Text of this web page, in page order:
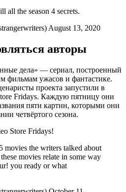
all the season 4 secrets.
August 13, 2020
авторы
дела» — сериал, построенный
фильмам ужасов и фантастике.
проекта запустили в
Fridays. Каждую пятницу они
пяти картин, которыми они
четвёртого сезона.
Store Fridays!
the writers talked about
movies relate in some way
you ready or what